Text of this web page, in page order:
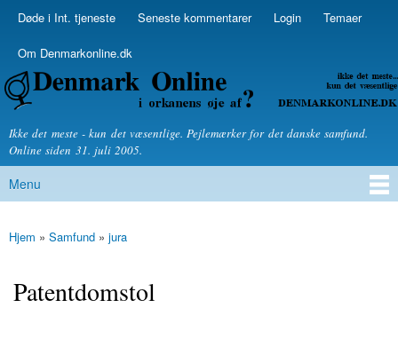
Skip to
Secondary menu
Døde i Int. tjeneste Seneste kommentarer Login Temaer
Om Denmarkonline.dk
Denmarkonline.dk - blognyheder om politik
Ikke det meste - kun det væsentlige. Pejlemærker for det danske samfund.
Online siden 31. juli 2005.
Main menu
Menu
You are here
Hjem » Samfund » jura
Patentdomstol